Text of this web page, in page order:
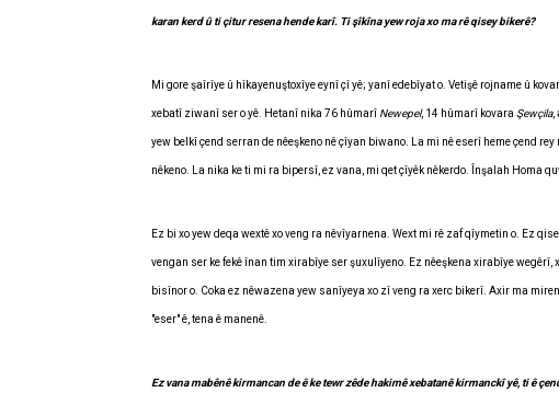
karan kerd û ti çitur resena hende karî. Ti şîkîna yew roja xo ma rê qisey bikerê?
Mi gore şaîrîye û hîkayenuştoxîye eynî çî yê; yanî edebîyat o. Vetişê rojname û
xebatî ziwanî ser o yê. Hetanî nika 76 hûmarî Newepel, 14 hûmarî kovara Şewçila,
yew belkî çend serran de nêeşkeno nê çîyan biwano. La mi nê eserî heme çend
nêkeno. La nika ke ti mi ra bipersî, ez vana, mi qet çîyêk nêkerdo. Înşalah Homa
Ez bi xo yew deqa wextê xo veng ra nêvîyarnena. Wext mi rê zaf qîymetin o. Ez
vengan ser ke fekê înan tim xirabîye ser şuxulîyeno. Ez nêeşkena xirabîye
bisînor o. Coka ez nêwazena yew sanîyeya xo zî veng ra xerc bikerî. Axir ma
"eser" ê, tena ê manenê.
Ez vana mabênê kirmancan de ê ke tewr zêde hakimê xebatanê kirmanckî yê, ti ê